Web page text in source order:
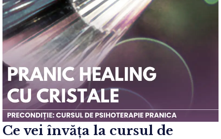
Ce vei învăța la cursul de